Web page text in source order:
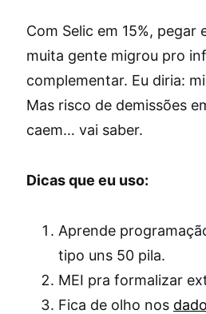
Com Selic em 15%,
muita gente migrou pro
complementar. Eu diria:
Mas risco de demissões
caem… vai saber.
Dicas que eu uso:
Aprende
tipo uns 50 pila.
MEI pra formalizar
Fica de olho nos